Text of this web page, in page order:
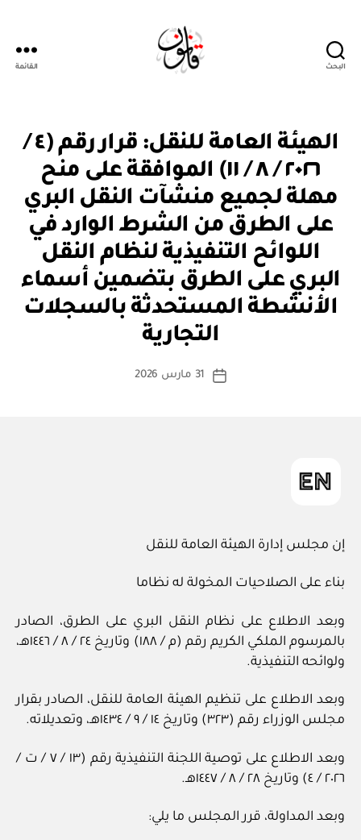
البحث القائمة
التصنيفات
الهيئة العامة للنقل: قرار رقم (٤ /
٢٠٢٦ / ٨ / ١١) الموافقة على منح
مهلة لجميع منشآت النقل البري
على الطرق من الشرط الوارد في
اللوائح التنفيذية لنظام النقل
البري على الطرق بتضمين أسماء
الأنشطة المستحدثة بالسجلات
التجارية
كاتب
بو
ا
س
ة
تاريخ
31 مارس 2026
إن مجلس إدارة الهيئة العامة للنقل
بناء على الصلاحيات المخولة له نظاما
وبعد الاطلاع على نظام النقل البري على الطرق، الصادر
بالمرسوم الملكي الكريم رقم (م / ١٨٨) وتاريخ ٢٤ / ‏٨‏ / ١٤٤٦هـ،
ولوائحه التنفيذية.
وبعد الاطلاع على تنظيم الهيئة العامة للنقل، الصادر بقرار
مجلس الوزراء رقم (٣٢٣) وتاريخ ١٤ / ‏٩‏ / ١٤٣٤هـ، وتعديلاته.
وبعد الاطلاع على توصية اللجنة التنفيذية رقم (١٣ / ‏٧‏ / ت /
وبعد المداولة، قرر المجلس ما يلي: